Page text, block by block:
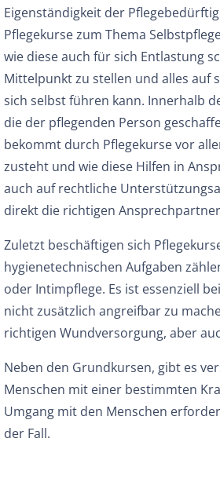
Eigenständigkeit der
Pflegekurse zum Thema
wie diese auch für sich Entlastung
Mittelpunkt zu stellen und alles auf
sich selbst führen kann. Innerhalb
die der pflegenden Person
bekommt durch Pflegekurse vor
zusteht und wie diese Hilfen in
auch auf rechtliche
direkt die richtigen
Zuletzt beschäftigen sich
hygienetechnischen Aufgaben
oder Intimpflege. Es ist essenziell
nicht zusätzlich angreifbar zu
richtigen Wundversorgung, aber
Neben den Grundkursen, gibt es
Menschen mit einer bestimmten
Umgang mit den Menschen
der Fall.